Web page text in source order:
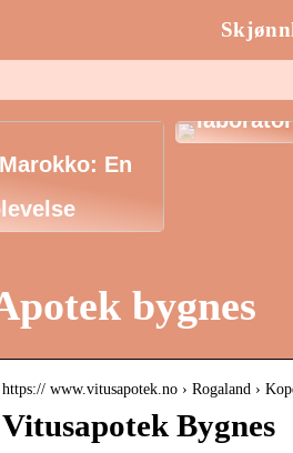
En
bygnes
https:// www.vitusapotek.no › Rogaland ›
Vitusapotek Bygnes